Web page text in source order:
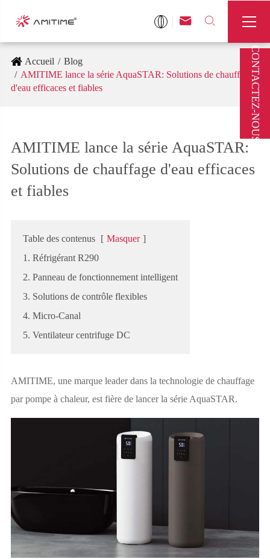
 

Accueil
Blog
AMITIME lance la série AquaSTAR: Solutions de chauffage
d'eau efficaces et fiables
AMITIME lance la série AquaSTAR:
Solutions de chauffage d'eau efficaces
et fiables
Table des contenus [ Masquer ]
1. Réfrigérant R290
2. Panneau de fonctionnement intelligent
3. Solutions de contrôle flexibles
4. Micro-Canal
5. Ventilateur centrifuge DC
AMITIME, une marque leader dans la technologie de chauffage
par pompe à chaleur, est fière de lancer la série AquaSTAR.
CONTACTEZ-NOUS